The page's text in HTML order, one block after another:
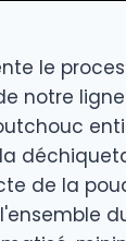
le
notre
de la